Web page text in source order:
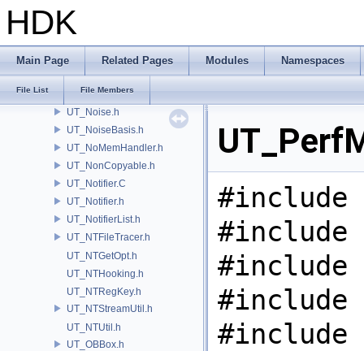
HDK
Main Page Related Pages Modules Namespaces
File List File Members
UT_NetMessage.h
UT_NetSocket.h
UT_NetStream.h
UT_NetUtil.h
UT_Noise.h
UT_NoiseBasis.h
UT_NoMemHandler.h
UT_NonCopyable.h
UT_Notifier.C
UT_Notifier.h
UT_NotifierList.h
UT_NTFileTracer.h
UT_NTGetOpt.h
UT_NTHooking.h
UT_NTRegKey.h
UT_NTStreamUtil.h
UT_NTUtil.h
UT_OBBox.h
#include
#include
#include
#include
#include